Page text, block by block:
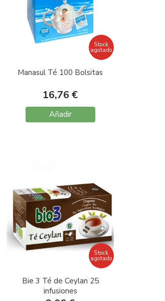
Stock
agotado
Manasul Té 100 Bolsitas
16,76 €
Añadir
Stock
agotado
Bie 3 Té de Ceylan 25
infusiones